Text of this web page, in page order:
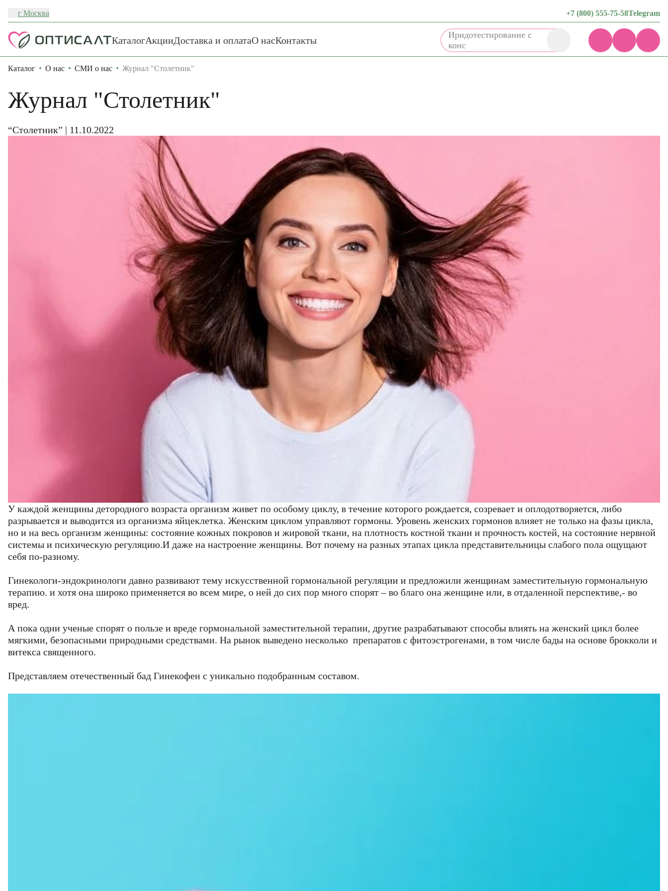
г Москва +7 (800) 555-75-58Telegram
Обучаю
КаталогАкцииДоставка и оплатаО насКонтакты
Каталог О нас СМИ о нас Журнал "Столетник"
Журнал "Столетник"
“Столетник” | 11.10.2022
У каждой женщины детородного возраста организм живет по особому циклу, в течение которого рождается, созревает и оплодотворяется, либо
разрывается и выводится из организма яйцеклетка. Женским циклом управляют гормоны. Уровень женских гормонов влияет не только на фазы цикла,
но и на весь организм женщины: состояние кожных покровов и жировой ткани, на плотность костной ткани и прочность костей, на состояние нервной
системы и психическую регуляцию.И даже на настроение женщины. Вот почему на разных этапах цикла представительницы слабого пола ощущают
себя по-разному.
Гинекологи-эндокринологи давно развивают тему искусственной гормональной регуляции и предложили женщинам заместительную гормональную
терапию. и хотя она широко применяется во всем мире, о ней до сих пор много спорят – во благо она женщине или, в отдаленной перспективе,- во
вред.
А пока одни ученые спорят о пользе и вреде гормональной заместительной терапии, другие разрабатывают способы влиять на женский цикл более
мягкими, безопасными природными средствами. На рынок выведено несколько препаратов с фитоэстрогенами, в том числе бады на основе брокколи и
витекса священного.
Представляем отечественный бад Гинекофен с уникально подобранным составом.